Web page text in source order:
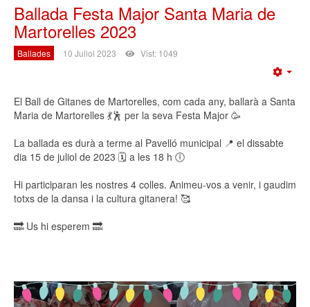
Ballada Festa Major Santa Maria de
Martorelles 2023
Ballades 10 Juliol 2023 Vist: 1049
El Ball de Gitanes de Martorelles, com cada any, ballarà a Santa
Maria de Martorelles 💃🕺 per la seva Festa Major 🥳
La ballada es durà a terme al Pavelló municipal 📍 el dissabte
dia 15 de juliol de 2023 🗓️ a les 18 h 🕕
Hi participaran les nostres 4 colles. Animeu-vos a venir, i gaudim
totxs de la dansa i la cultura gitanera! 🥰
🔜 Us hi esperem 🔜